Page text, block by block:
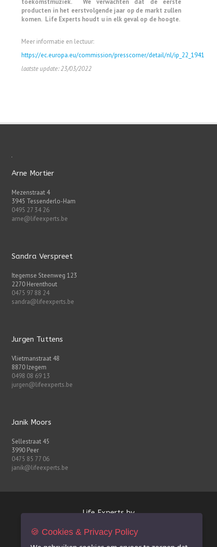
toekomstmuziek. We verwachten dat de eerste
producten in het eerstvolgende jaar op de markt zullen
komen. Life Experts houdt u in elk geval op de hoogte.
Meer informatie en lectuur:
https://ec.europa.eu/commission/presscorner/detail/nl/ip_22_1941
laatste update: 23/03/2022
Arne Mortier
Mezenstraat 4
3945 Tessenderlo-Ham
0495 27 34 26
arne@lifeexperts.be
Sandra Verspreet
Itegemse Steenweg 123
2270 Herenthout
0475 97 88 24
sandra@lifeexperts.be
Jurgen Tuttens
Vlietmanstraat 48
8870 Izegem
0498 08 69 13
jurgen@lifeexperts.be
Janik Moors
Sellestraat 45
3990 Peer
0475 85 77 06
janik@lifeexperts.be
Life Experts bv
FSMA-nr. 0627.926.530
🍪 Cookies & Privacy Policy